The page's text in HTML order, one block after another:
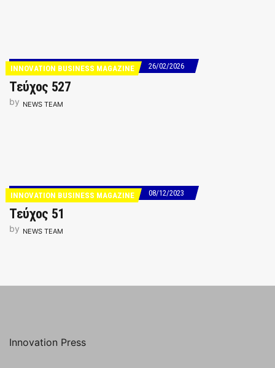
INNOVATION BUSINESS MAGAZINE 26/02/2026
Τεύχος 527
by NEWS TEAM
INNOVATION BUSINESS MAGAZINE 08/12/2023
Τεύχος 51
by NEWS TEAM
Innovation Press